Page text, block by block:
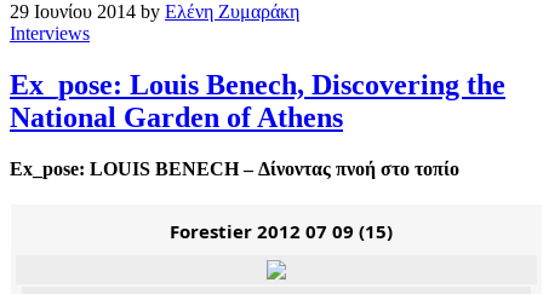
29 Ιουνίου 2014 by Ελένη Ζυμαράκη
Interviews
Ex_pose: Louis Benech, Discovering the
National Garden of Athens
Ex_pose: LOUIS BENECH – Δίνοντας πνοή στο τοπίο
Forestier 2012 07 09 (15)